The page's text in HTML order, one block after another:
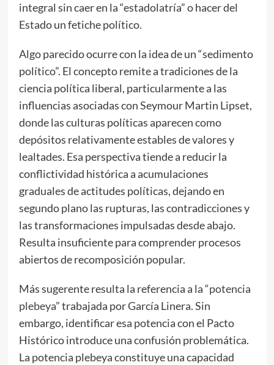
integral sin caer en la “estadolatría” o hacer del
Estado un fetiche político.
Algo parecido ocurre con la idea de un “sedimento
político”. El concepto remite a tradiciones de la
ciencia política liberal, particularmente a las
influencias asociadas con Seymour Martin Lipset,
donde las culturas políticas aparecen como
depósitos relativamente estables de valores y
lealtades. Esa perspectiva tiende a reducir la
conflictividad histórica a acumulaciones
graduales de actitudes políticas, dejando en
segundo plano las rupturas, las contradicciones y
las transformaciones impulsadas desde abajo.
Resulta insuficiente para comprender procesos
abiertos de recomposición popular.
Más sugerente resulta la referencia a la “potencia
plebeya” trabajada por García Linera. Sin
embargo, identificar esa potencia con el Pacto
Histórico introduce una confusión problemática.
La potencia plebeya constituye una capacidad